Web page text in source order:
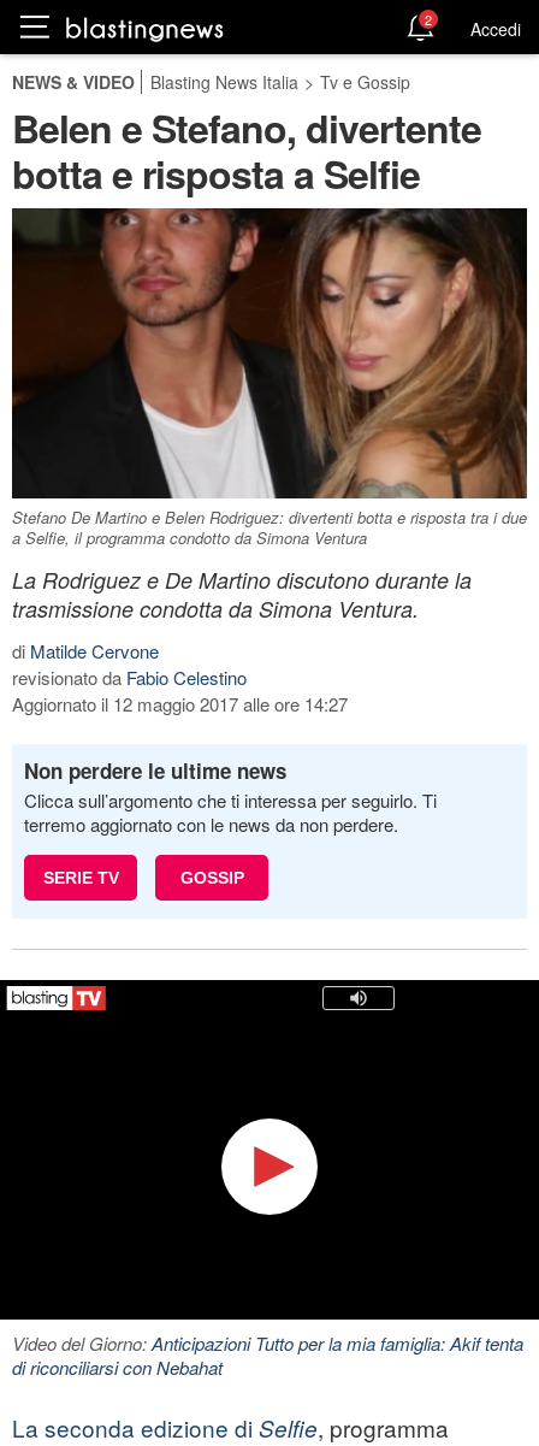
2 Accedi
NEWS & VIDEO Blasting News Italia > Tv e Gossip
Belen e Stefano, divertente
botta e risposta a Selfie
Stefano De Martino e Belen Rodriguez: divertenti botta e risposta tra i due
a Selfie, il programma condotto da Simona Ventura
La Rodriguez e De Martino discutono durante la
trasmissione condotta da Simona Ventura.
di Matilde Cervone
revisionato da Fabio Celestino
Aggiornato il 12 maggio 2017 alle ore 14:27
Non perdere le ultime news
Clicca sull’argomento che ti interessa per seguirlo. Ti
terremo aggiornato con le news da non perdere.
SERIE TV GOSSIP
Video del Giorno:Anticipazioni Tutto per la mia famiglia: Akif tenta
di riconciliarsi con Nebahat
La seconda edizione diSelfie, programma